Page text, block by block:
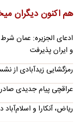
هم اکنون دیگران
ادعای الجزیره: عمان
و ایران پذیرفت
رمزگشایی زیدآبادی از
عراقچی پیام جدیدی
ریاض، آنکارا و